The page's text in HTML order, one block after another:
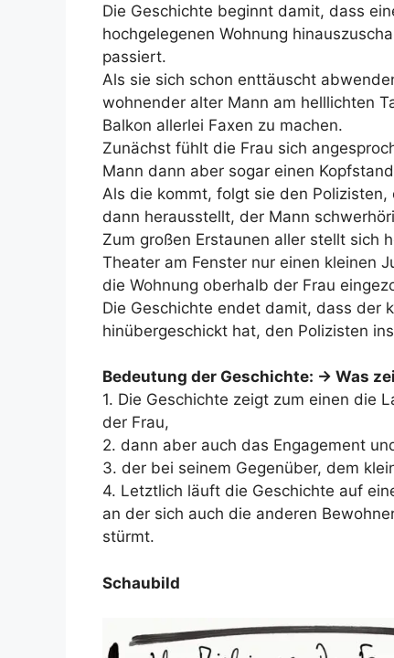
Die Geschichte beginnt damit, dass
hochgelegenen Wohnung
passiert.
Als sie sich schon enttäuscht
wohnender alter Mann am helllichten
Balkon allerlei Faxen zu machen.
Zunächst fühlt die Frau sich
Mann dann aber sogar einen
Als die kommt, folgt sie den
dann herausstellt, der Mann
Zum großen Erstaunen aller stellt sich
Theater am Fenster nur einen kleinen
die Wohnung oberhalb der Frau
Die Geschichte endet damit, dass der
hinübergeschickt hat, den Polizisten
Bedeutung der Geschichte: -> Was
1. Die Geschichte zeigt zum einen die
der Frau,
2. dann aber auch das Engagement
3. der bei seinem Gegenüber, dem
4. Letztlich läuft die Geschichte auf
an der sich auch die anderen
stürmt.
Schaubild